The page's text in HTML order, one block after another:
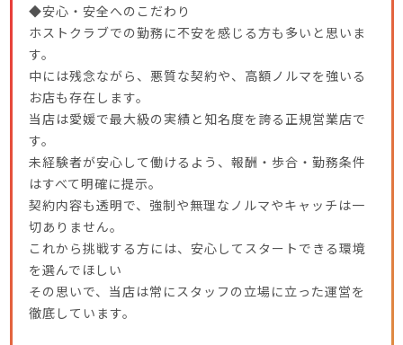
◆安心・安全へのこだわり
ホストクラブでの勤務に不安を感じる方も多いと思いま
す。
中には残念ながら、悪質な契約や、高額ノルマを強いる
お店も存在します。
当店は愛媛で最大級の実績と知名度を誇る正規営業店で
す。
未経験者が安心して働けるよう、報酬・歩合・勤務条件
はすべて明確に提示。
契約内容も透明で、強制や無理なノルマやキャッチは一
切ありません。
これから挑戦する方には、安心してスタートできる環境
を選んでほしい
その思いで、当店は常にスタッフの立場に立った運営を
徹底しています。